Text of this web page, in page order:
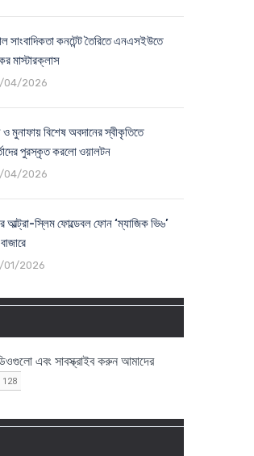
সাংবাদিকতা কনটেন্ট তৈরিতে এনএসইউতে
মাস্টারক্লাস
04/2026
মুনাফায় বিশেষ অবদানের স্বীকৃতিতে
পুরস্কৃত করলো ওয়ালটন
04/2026
আল্ট্রা-স্লিম ফোল্ডেবল ফোন ‘ম্যাজিক ভি৬’
2026
এবং সাবস্ক্রাইব করুন আমাদের